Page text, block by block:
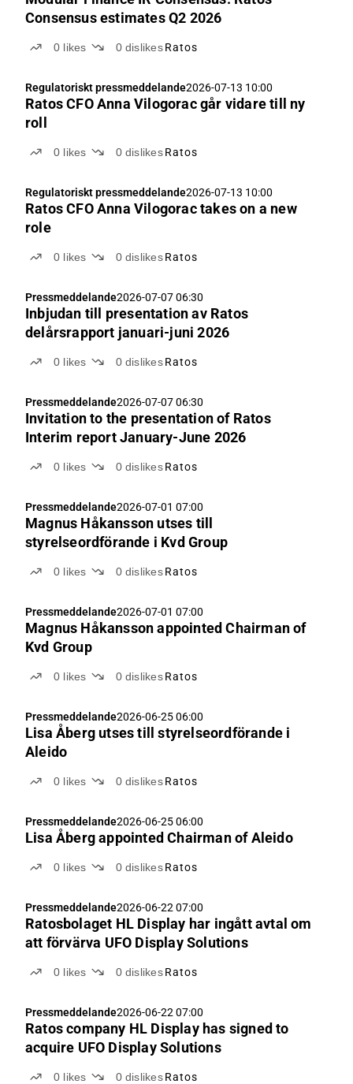
Consensus estimates Q2 2026
0 likes 0 dislikes Ratos
Regulatoriskt pressmeddelande2026-07-13 10:00
Ratos CFO Anna Vilogorac går vidare till ny
roll
0 likes 0 dislikes Ratos
Regulatoriskt pressmeddelande2026-07-13 10:00
Ratos CFO Anna Vilogorac takes on a new
role
0 likes 0 dislikes Ratos
Pressmeddelande2026-07-07 06:30
Inbjudan till presentation av Ratos
delårsrapport januari-juni 2026
0 likes 0 dislikes Ratos
Pressmeddelande2026-07-07 06:30
Invitation to the presentation of Ratos
Interim report January-June 2026
0 likes 0 dislikes Ratos
Pressmeddelande2026-07-01 07:00
Magnus Håkansson utses till
styrelseordförande i Kvd Group
0 likes 0 dislikes Ratos
Pressmeddelande2026-07-01 07:00
Magnus Håkansson appointed Chairman of
Kvd Group
0 likes 0 dislikes Ratos
Pressmeddelande2026-06-25 06:00
Lisa Åberg utses till styrelseordförande i
Aleido
0 likes 0 dislikes Ratos
Pressmeddelande2026-06-25 06:00
Lisa Åberg appointed Chairman of Aleido
0 likes 0 dislikes Ratos
Pressmeddelande2026-06-22 07:00
Ratosbolaget HL Display har ingått avtal om
att förvärva UFO Display Solutions
0 likes 0 dislikes Ratos
Pressmeddelande2026-06-22 07:00
Ratos company HL Display has signed to
acquire UFO Display Solutions
0 likes 0 dislikes Ratos